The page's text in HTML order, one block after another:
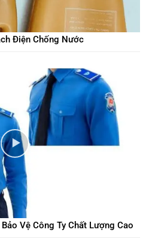
Điện Chống Nước
Vệ Công Ty Chất Lượng Cao